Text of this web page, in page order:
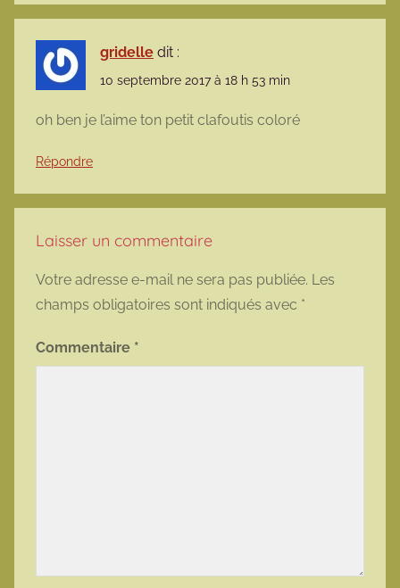
gridelle dit :
10 septembre 2017 à 18 h 53 min
oh ben je l’aime ton petit clafoutis coloré
Répondre
Laisser un commentaire
Votre adresse e-mail ne sera pas publiée. Les
champs obligatoires sont indiqués avec *
Commentaire *